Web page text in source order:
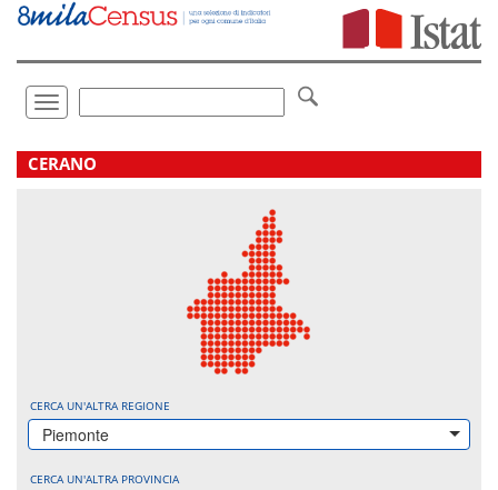
Vai
direttamente
Toggle
navigation
.
CERANO
CERCA UN'ALTRA REGIONE
Piemonte
CERCA UN'ALTRA PROVINCIA